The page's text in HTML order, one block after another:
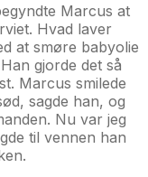
Marcus at
Hvad laver
at smøre babyolie
gjorde det så
Marcus smilede
sagde han, og
Nu var jeg
til vennen han